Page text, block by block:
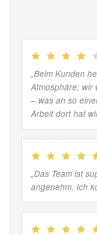
„Beim Kunden
Atmosphäre; wir
– was an so
Arbeit dort hat
„Das Team ist
angenehm. Ich